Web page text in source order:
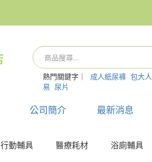
熱門關鍵字｜ 成人紙尿褲 包大人
易 尿片
公司簡介 最新消息
行動輔具 醫療耗材 浴廁輔具